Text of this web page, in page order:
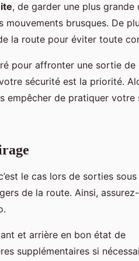
, de garder une plus grande
brusques. De
la route pour éviter toute
pour affronter une sortie de
sécurité est la priorité.
empêcher de pratiquer votre
le cas lors de sorties
de la route. Ainsi,
et arrière en bon état de
supplémentaires si